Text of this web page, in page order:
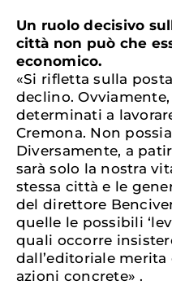
Un ruolo decisivo
città non può che
economico.
«Si rifletta sulla
declino.
determinati a
Cremona. Non
Diversamente, a
sarà solo la nostra
stessa città e le
del direttore
quelle le possibili
quali occorre
dall’editoriale
azioni concrete» .